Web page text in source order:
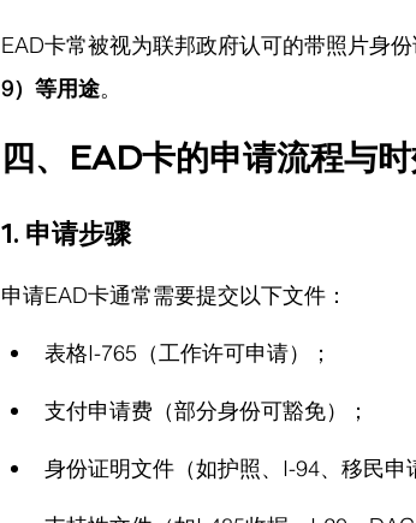
EAD卡常被视为联邦政府认可的带照片身份
9）等用途。
四、EAD卡的申请流程与
1. 申请步骤
申请EAD卡通常需要提交以下文件：
表格I-765（工作许可申请）；
支付申请费（部分身份可豁免）；
身份证明文件（如护照、I-94、移民申